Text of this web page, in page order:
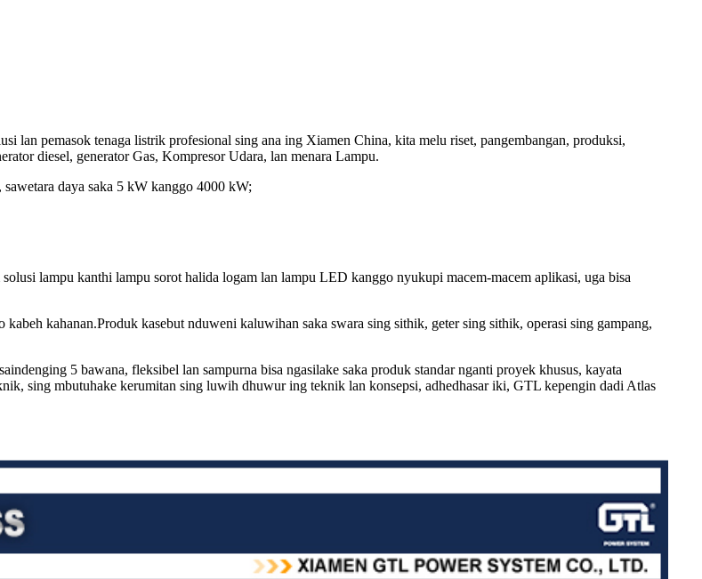
lan pemasok tenaga listrik profesional sing ana ing Xiamen China, kita melu riset, pangembangan, produksi,
diesel, generator Gas, Kompresor Udara, lan menara Lampu.
daya saka 5 kW kanggo 4000 kW;
lampu kanthi lampu sorot halida logam lan lampu LED kanggo nyukupi macem-macem aplikasi, uga bisa
kahanan.Produk kasebut nduweni kaluwihan saka swara sing sithik, geter sing sithik, operasi sing gampang,
5 bawana, fleksibel lan sampurna bisa ngasilake saka produk standar nganti proyek khusus, kayata
sing mbutuhake kerumitan sing luwih dhuwur ing teknik lan konsepsi, adhedhasar iki, GTL kepengin dadi Atlas